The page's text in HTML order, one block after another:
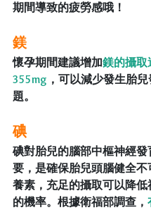
期間導致的疲勞感哦！
鎂
懷孕期間建議增加鎂的攝取
355mg ，可以減少發生胎
題。
碘
碘對胎兒的腦部中樞神經發
要，是確保胎兒頭腦健全不
養素，充足的攝取可以降低
的機率。根據衛福部調查，